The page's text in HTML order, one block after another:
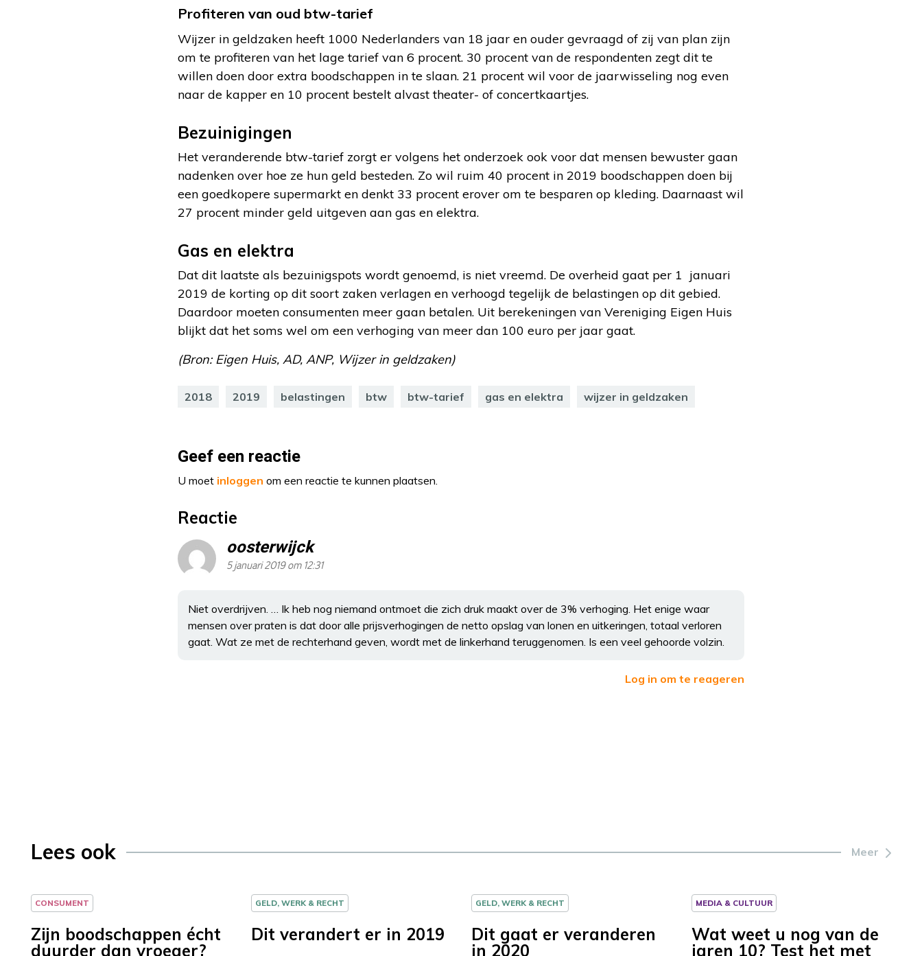
Profiteren van oud btw-tarief
Wijzer in geldzaken heeft 1000 Nederlanders van 18 jaar en ouder gevraagd of zij van plan zijn
om te profiteren van het lage tarief van 6 procent. 30 procent van de respondenten zegt dit te
willen doen door extra boodschappen in te slaan. 21 procent wil voor de jaarwisseling nog even
naar de kapper en 10 procent bestelt alvast theater- of concertkaartjes.
Bezuinigingen
Het veranderende btw-tarief zorgt er volgens het onderzoek ook voor dat mensen bewuster gaan
nadenken over hoe ze hun geld besteden. Zo wil ruim 40 procent in 2019 boodschappen doen bij
een goedkopere supermarkt en denkt 33 procent erover om te besparen op kleding. Daarnaast wil
27 procent minder geld uitgeven aan gas en elektra.
Gas en elektra
Dat dit laatste als bezuinigspots wordt genoemd, is niet vreemd. De overheid gaat per 1 januari
2019 de korting op dit soort zaken verlagen en verhoogd tegelijk de belastingen op dit gebied.
Daardoor moeten consumenten meer gaan betalen. Uit berekeningen van Vereniging Eigen Huis
blijkt dat het soms wel om een verhoging van meer dan 100 euro per jaar gaat.
(Bron: Eigen Huis, AD, ANP, Wijzer in geldzaken)
2018 2019 belastingen btw btw-tarief gas en elektra wijzer in geldzaken
Geef een reactie
U moet inloggen om een reactie te kunnen plaatsen.
Reactie
oosterwijck
5 januari 2019 om 12:31
Niet overdrijven. … Ik heb nog niemand ontmoet die zich druk maakt over de 3% verhoging. Het enige waar
mensen over praten is dat door alle prijsverhogingen de netto opslag van lonen en uitkeringen, totaal verloren
gaat. Wat ze met de rechterhand geven, wordt met de linkerhand teruggenomen. Is een veel gehoorde volzin.
Log in om te reageren
Lees ook Meer
CONSUMENT
Zijn boodschappen écht
duurder dan vroeger?
GELD, WERK & RECHT
Dit verandert er in 2019
GELD, WERK & RECHT
Dit gaat er veranderen
in 2020
MEDIA & CULTUUR
Wat weet u nog van de
jaren 10? Test het met